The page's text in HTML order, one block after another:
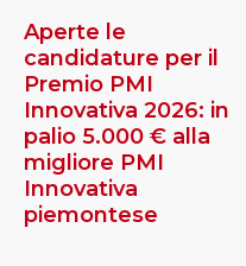
Aperte le
candidature per il
Premio PMI
Innovativa 2026: in
palio 5.000 € alla
migliore PMI
Innovativa
piemontese